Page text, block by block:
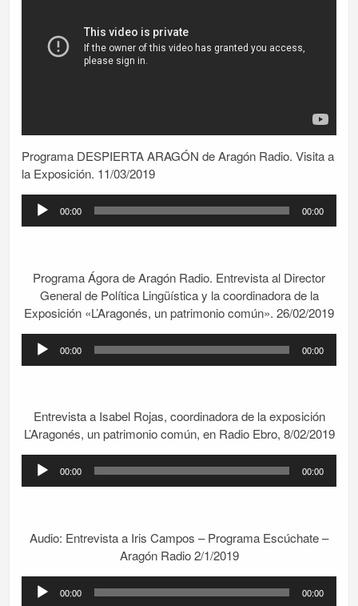
Programa DESPIERTA ARAGÓN de Aragón Radio. Visita a
la Exposición. 11/03/2019
Reproductor
00:00 00:00
Programa Ágora de Aragón Radio. Entrevista al Director
General de Política Lingüística y la coordinadora de la
Exposición «L’Aragonés, un patrimonio común». 26/02/2019
Reproductor
00:00 00:00
Entrevista a Isabel Rojas, coordinadora de la exposición
L’Aragonés, un patrimonio común, en Radio Ebro, 8/02/2019
Reproductor
00:00 00:00
Audio: Entrevista a Iris Campos – Programa Escúchate –
Aragón Radio 2/1/2019
Reproductor
00:00 00:00